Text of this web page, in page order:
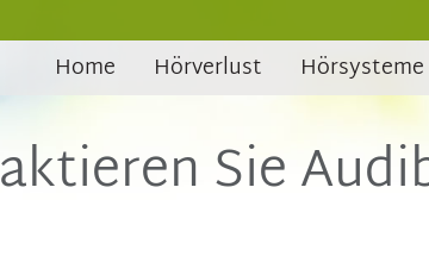
Home Hörverlust Hörsysteme
Sie